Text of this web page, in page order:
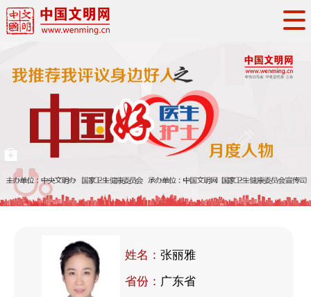
工作动态
权威发布
资讯联播
文明培育
文明实践
文明创建
文明之光
文明影音 文明矩阵
姓名： 张丽雅
省份： 广东省